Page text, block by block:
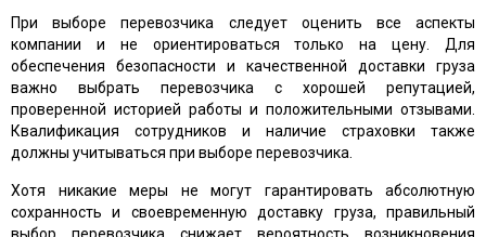
При выборе перевозчика следует оценить все аспекты
компании и не ориентироваться только на цену. Для
обеспечения безопасности и качественной доставки груза
важно выбрать перевозчика с хорошей репутацией,
проверенной историей работы и положительными отзывами.
Квалификация сотрудников и наличие страховки также
должны учитываться при выборе перевозчика.
Хотя никакие меры не могут гарантировать абсолютную
сохранность и своевременную доставку груза, правильный